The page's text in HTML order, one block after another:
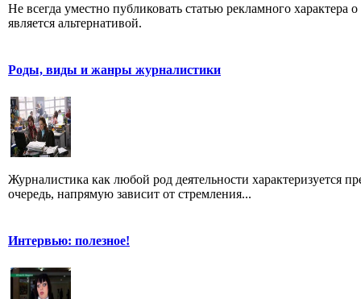
Не всегда уместно публиковать статью рекламного
является альтернативой.
Роды, виды и жанры журналистики
Журналистика как любой род деятельности характеризуется
очередь, напрямую зависит от стремления...
Интервью: полезное!